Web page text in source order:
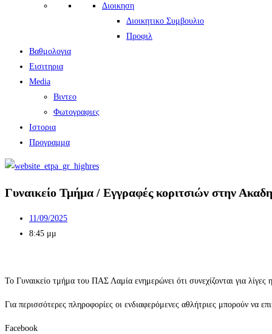
Διοικηση
Διοικητικο Συμβουλιο
Προφιλ
Βαθμολογια
Εισιτηρια
Media
Βιντεο
Φωτογραφιες
Ιστορια
Πρoγραμμα
Γυναικείο Τμήμα / Εγγραφές κοριτσιών στην
11/09/2025
8:45 μμ
Το Γυναικείο τμήμα του ΠΑΣ Λαμία ενημερώνει ότι συνεχίζονται για
Για περισσότερες πληροφορίες οι ενδιαφερόμενες αθλήτριες μπορούν να
Facebook